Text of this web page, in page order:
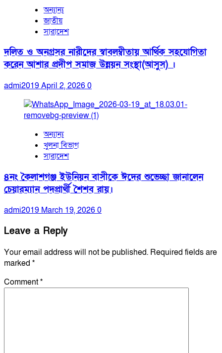
অন্যান্য
জাতীয়
সারাদেশ
দলিত ও অনগ্রসর নারীদের স্বাবলম্বীতায় আর্থিক সহযোগিতা
করেন আশার প্রদীপ সমাজ উন্নয়ন সংস্থা(আসুস) ।
admi2019April 2, 20260
অন্যান্য
খুলনা বিভাগ
সারাদেশ
৪নং কৈলাশগঞ্জ ইউনিয়ন বাসীকে ঈদের শুভেচ্ছা জানালেন
চেয়ারম্যান পদপ্রার্থী শৈশব রায়।
admi2019 March 19, 20260
Leave a Reply
Your email address will not be published. Required fields are
marked *
Comment*